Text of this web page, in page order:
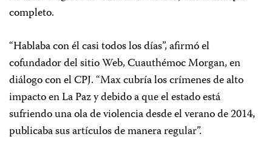
completo.
“Hablaba con él casi todos los días”, afirmó el
cofundador del sitio Web, Cuauthémoc Morgan, en
diálogo con el CPJ. “Max cubría los crímenes de alto
impacto en La Paz y debido a que el estado está
sufriendo una ola de violencia desde el verano de 2014,
publicaba sus artículos de manera regular”.